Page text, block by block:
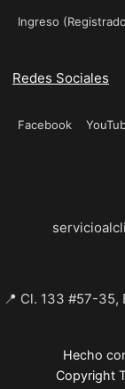
Ingreso
Redes Sociales
Facebook
📍 Cl. 133 #57-35,
Hecho
Copyright